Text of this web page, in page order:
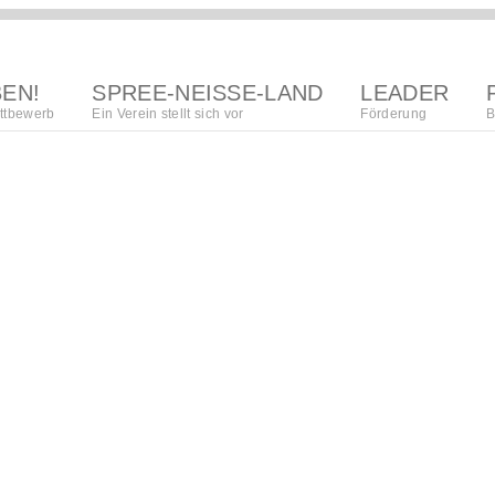
SPREE-NEISSE-LAND
Ein Verein stellt sich vor
LEADER
Förderung